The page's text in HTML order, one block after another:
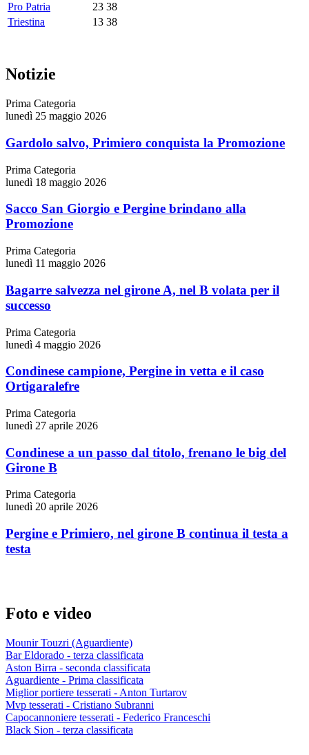
Pro Patria
23 38
Triestina
13 38
Notizie
Prima Categoria
lunedì 25 maggio 2026
Gardolo salvo, Primiero conquista la Promozione
Prima Categoria
lunedì 18 maggio 2026
Sacco San Giorgio e Pergine brindano alla
Promozione
Prima Categoria
lunedì 11 maggio 2026
Bagarre salvezza nel girone A, nel B volata per il
successo
Prima Categoria
lunedì 4 maggio 2026
Condinese campione, Pergine in vetta e il caso
Ortigaralefre
Prima Categoria
lunedì 27 aprile 2026
Condinese a un passo dal titolo, frenano le big del
Girone B
Prima Categoria
lunedì 20 aprile 2026
Pergine e Primiero, nel girone B continua il testa a
testa
Foto e video
Mounir Touzri (Aguardiente)
Bar Eldorado - terza classificata
Aston Birra - seconda classificata
Aguardiente - Prima classificata
Miglior portiere tesserati - Anton Turtarov
Mvp tesserati - Cristiano Subranni
Capocannoniere tesserati - Federico Franceschi
Black Sion - terza classificata